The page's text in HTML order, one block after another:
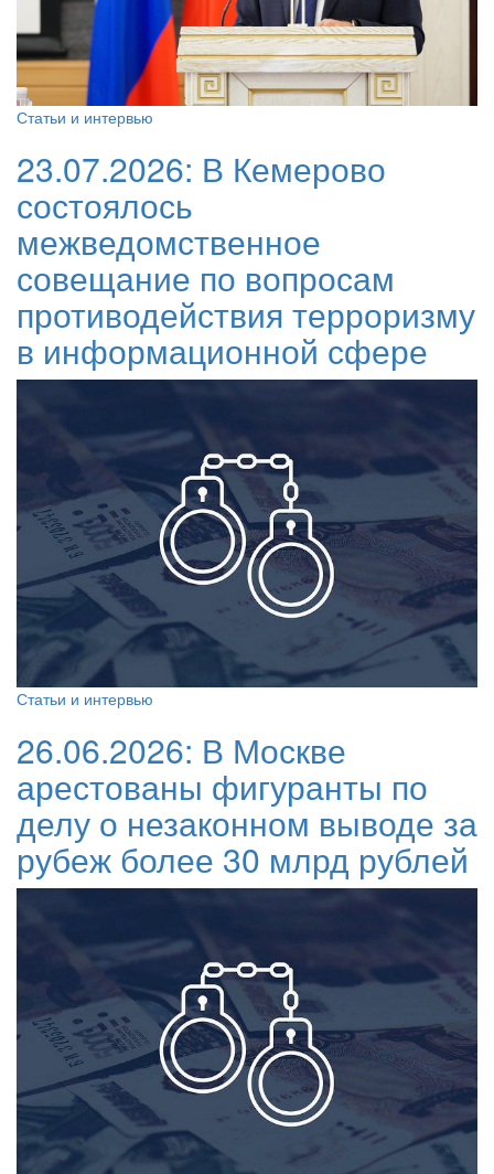
Статьи и интервью
23.07.2026: В Кемерово
состоялось
межведомственное
совещание по вопросам
противодействия терроризму
в информационной сфере
Статьи и интервью
26.06.2026: В Москве
арестованы фигуранты по
делу о незаконном выводе за
рубеж более 30 млрд рублей